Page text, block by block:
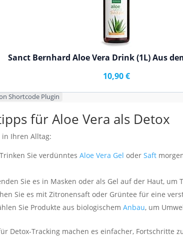
Sanct Bernhard Aloe Vera Drink (1L) Aus
10,90 €
Shortcode Plugin
für Aloe Vera als Detox
in Ihren Alltag:
Trinken Sie verdünntesAloe Vera Gel oderSaft
Sie es in Masken oder als Gel auf der Haut,
Sie es mit Zitronensaft oder Grüntee für eine
Sie Produkte aus biologischemAnbau, um
Detox-Tracking machen es einfacher, Fortschritte